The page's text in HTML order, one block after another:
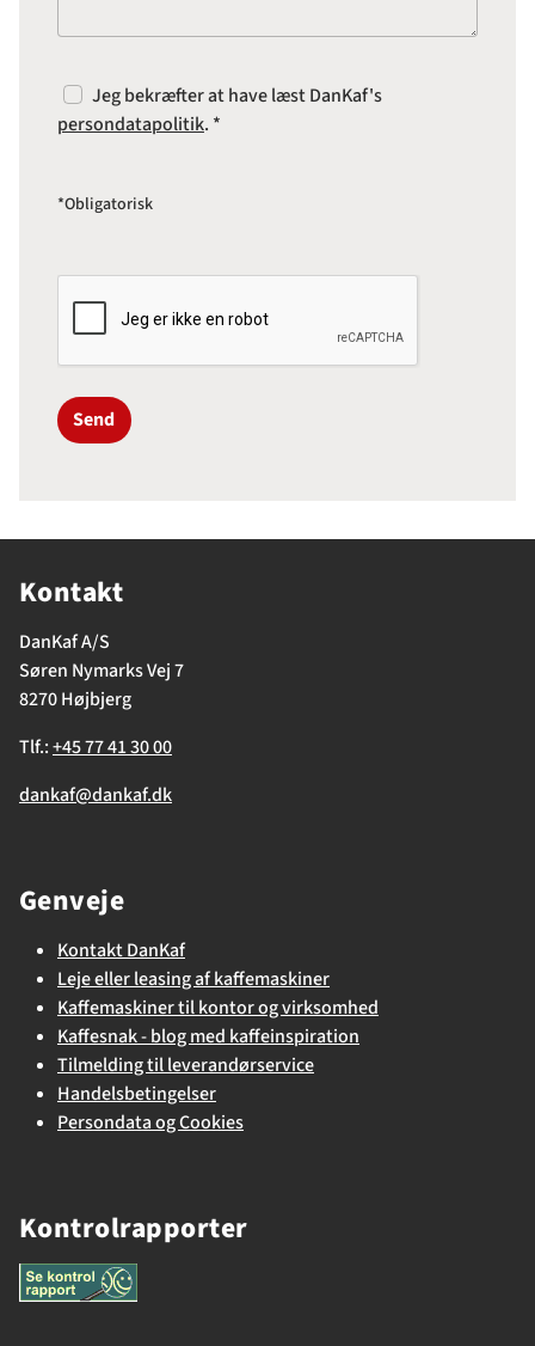
Jeg bekræfter at have læst DanKaf's
persondatapolitik. *
*Obligatorisk
Send
Kontakt
DanKaf A/S
Søren Nymarks Vej 7
8270 Højbjerg
Tlf.:+45 77 41 30 00
dankaf@dankaf.dk
Genveje
Kontakt DanKaf
Leje eller leasing af kaffemaskiner
Kaffemaskiner til kontor og virksomhed
Kaffesnak - blog med kaffeinspiration
Tilmelding til leverandørservice
Handelsbetingelser
Persondata og Cookies
Kontrolrapporter